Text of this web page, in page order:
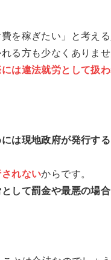
を稼ぎたい」と考える
る方も少なくありませ
は違法就労として扱
は現地政府が発行す
れないからです。
して罰金や最悪の場